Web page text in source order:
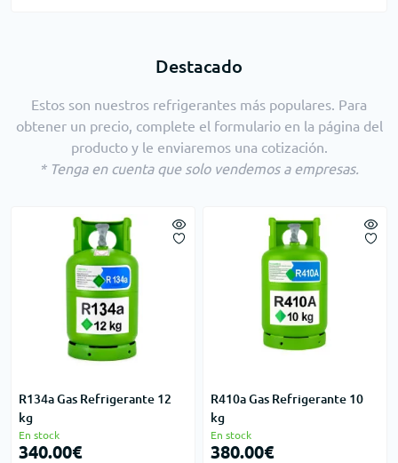
Destacado
Estos son nuestros refrigerantes más populares. Para
obtener un precio, complete el formulario en la página del
producto y le enviaremos una cotización.
* Tenga en cuenta que solo vendemos a empresas.
R134a Gas Refrigerante 12
kg
En stock
340.00€
R410a Gas Refrigerante 10
kg
En stock
380.00€